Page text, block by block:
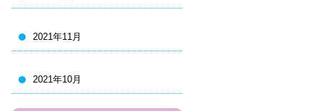
2021年11月
2021年10月